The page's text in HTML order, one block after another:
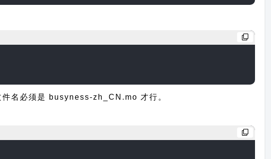
名必须是 busyness-zh_CN.mo 才行。